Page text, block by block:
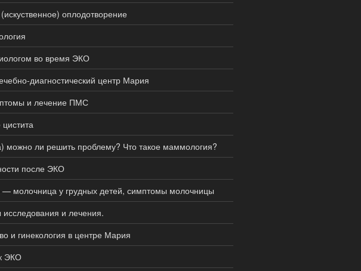
оплодотворение
во время ЭКО
диагностический центр Мария
и лечение ПМС
можно ли решить проблему? Что такое маммология?
после ЭКО
— молочница у грудных детей, симптомы молочницы
и лечения.
и гинекология в центре Мария
ЭКО